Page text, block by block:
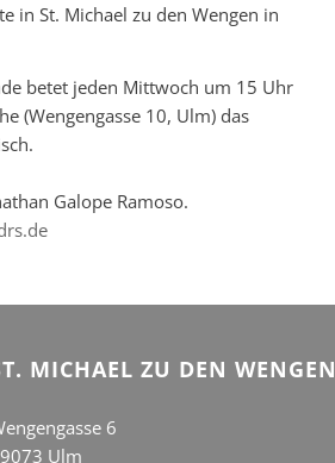
in St. Michael zu den Wengen in
betet jeden Mittwoch um 15 Uhr
(Wengengasse 10, Ulm) das
Galope Ramoso.
MICHAEL ZU DEN WENGEN
6
Ulm